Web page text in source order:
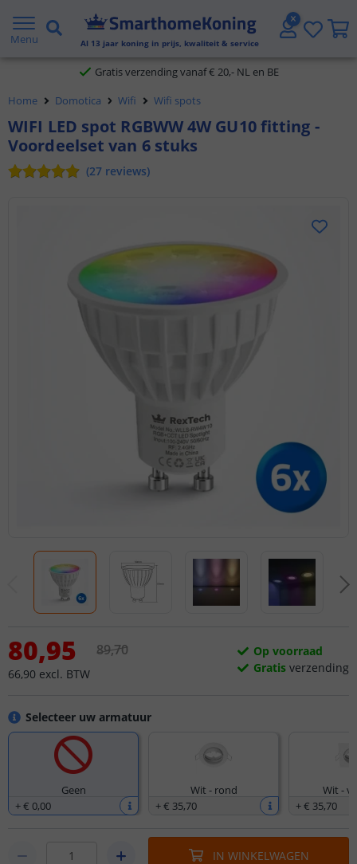
Menu Al 13 jaar koning in prijs, kwaliteit & service
2 jaar garantie
Gratis verzending vanaf € 20,- NL en BE
Klantbeoordeling 9.1
Voor 23:45 uur besteld,
Home Domotica Wifi Wifi spots
WIFI LED spot RGBWW 4W GU10 fitting -
Voordeelset van 6 stuks
(27 reviews)
Selecteer uw armatuur
Geen
+€ 0,00
Wit - rond
+€ 35,70
Wit -
+€ 35,70
80,95
66,90 excl. BTW
89,70
Op voorraad
Gratis verzending
IN WINKELWAGEN